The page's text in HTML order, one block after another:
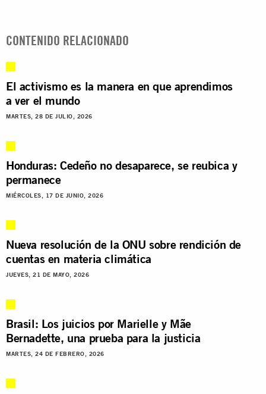
CONTENIDO RELACIONADO
El activismo es la manera en que aprendimos
a ver el mundo
MARTES, 28 DE JULIO, 2026
Honduras: Cedeño no desaparece, se reubica y
permanece
MIÉRCOLES, 17 DE JUNIO, 2026
Nueva resolución de la ONU sobre rendición de
cuentas en materia climática
JUEVES, 21 DE MAYO, 2026
Brasil: Los juicios por Marielle y Mãe
Bernadette, una prueba para la justicia
MARTES, 24 DE FEBRERO, 2026